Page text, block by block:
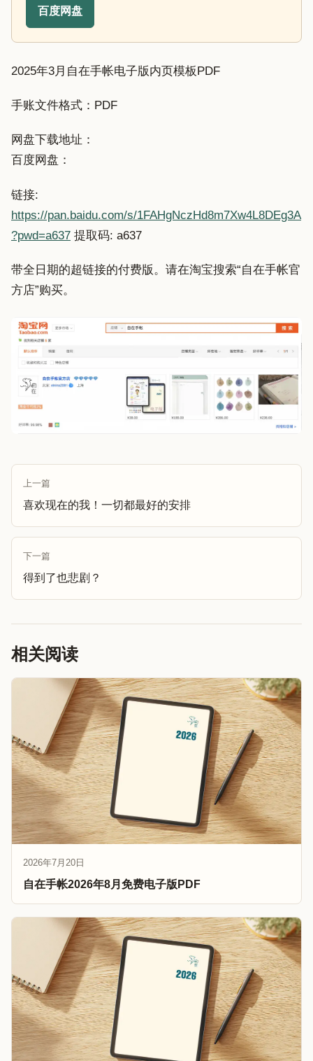
百度网盘
2025年3月自在手帐电子版内页模板PDF
手账文件格式：PDF
网盘下载地址：
百度网盘：
链接:
https://pan.baidu.com/s/1FAHgNczHd8m7Xw4L8DEg3A
?pwd=a637 提取码: a637
带全日期的超链接的付费版。请在淘宝搜索“自在手帐官
方店”购买。
上一篇
喜欢现在的我！一切都最好的安排
下一篇
得到了也悲剧？
相关阅读
2026年7月20日
自在手帐2026年8月免费电子版PDF